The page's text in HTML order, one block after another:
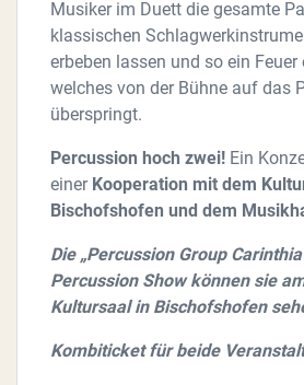
Musiker im Duett die gesamte
klassischen
erbeben lassen und so ein Feuer
welches von der Bühne auf das
überspringt.
Percussion hoch zwei! Ein
einer Kooperation mit dem
Bischofshofen und dem
Die „Percussion Group
Percussion Show können sie
Kultursaal in Bischofshofen
Kombiticket für beide